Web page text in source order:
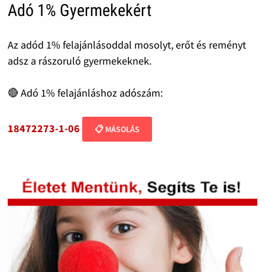
Adó 1% Gyermekekért
Az adód 1% felajánlásoddal mosolyt, erőt és reményt
adsz a rászoruló gyermekeknek.
🔴 Adó 1% felajánláshoz adószám:
18472273-1-06 📋 MÁSOLÁS